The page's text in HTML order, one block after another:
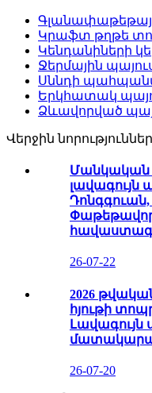
Կրաֆտ թղթե
Կենդանիների
Ջերմային
Սննդի
Երկհատակ
Ձևավորված
Վերջին
Մանկական
լավագույն
26-07-22
2026
հյութի
Լավագույն
26-07-20